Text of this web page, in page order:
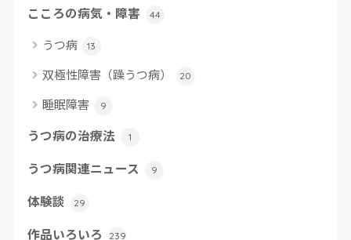
こころの病気・障害 44
うつ病 13
双極性障害（躁うつ病） 20
睡眠障害 9
うつ病の治療法 1
うつ病関連ニュース 9
体験談 29
作品いろいろ 239